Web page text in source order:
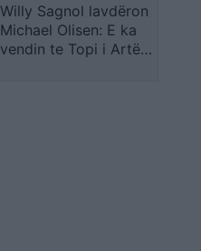
finales të Kupës së
Botës
Willy Sagnol lavdëron
Michael Olisen: E ka
vendin te Topi i Artë,